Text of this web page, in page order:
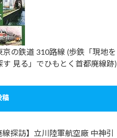
京の鉄道 310路線 (歩鉄「現地を
す 見る」でひもとく首都廃線跡)
稿
線探訪】立川陸軍航空廠 中神引